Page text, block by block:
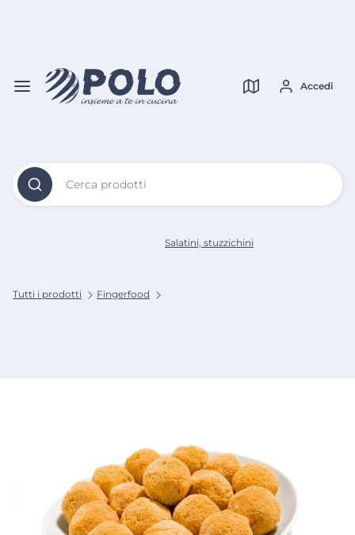
Cerca prodotti
Accedi
Tutti i prodotti Fingerfood
Salatini, stuzzichini